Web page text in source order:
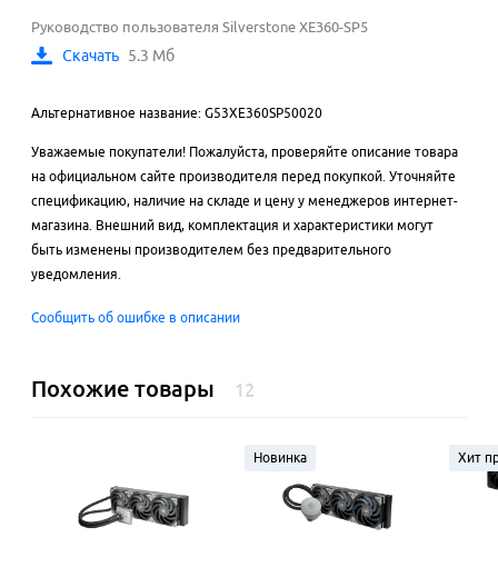
Руководство пользователя Silverstone XE360-SP5
Скачать 5.3 Мб
Альтернативное название: G53XE360SP50020
Уважаемые покупатели! Пожалуйста, проверяйте описание товара
на официальном сайте производителя перед покупкой. Уточняйте
спецификацию, наличие на складе и цену у менеджеров интернет-
магазина. Внешний вид, комплектация и характеристики могут
быть изменены производителем без предварительного
уведомления.
Сообщить об ошибке в описании
Похожие товары 12
Новинка Хит